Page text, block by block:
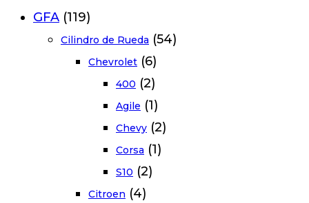
GFA (119)
Cilindro de Rueda (54)
Chevrolet (6)
400 (2)
Agile (1)
Chevy (2)
Corsa (1)
S10 (2)
Citroen (4)